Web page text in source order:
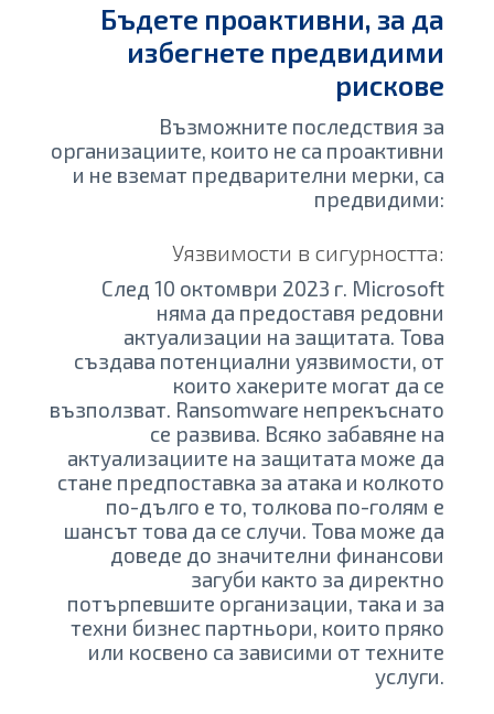
Бъдете проактивни, за да
избегнете предвидими
рискове
Възможните последствия за
организациите, които не са проактивни
и не вземат предварителни мерки, са
предвидими:
Уязвимости в сигурността:
След 10 октомври 2023 г. Microsoft
няма да предоставя редовни
актуализации на защитата. Това
създава потенциални уязвимости, от
които хакерите могат да се
възползват. Ransomware непрекъснато
се развива. Всяко забавяне на
актуализациите на защитата може да
стане предпоставка за атака и колкото
по-дълго е то, толкова по-голям е
шансът това да се случи. Това може да
доведе до значителни финансови
загуби както за директно
потърпевшите организации, така и за
техни бизнес партньори, които пряко
или косвено са зависими от техните
услуги.